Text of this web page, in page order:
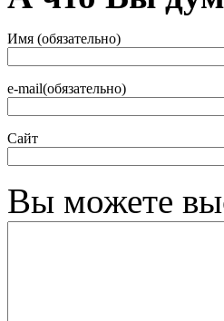
Имя (обязательно)
e-mail(обязательно)
Сайт
Вы можете